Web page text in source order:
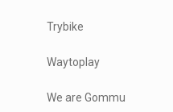
Trybike
Waytoplay
We are Gommu